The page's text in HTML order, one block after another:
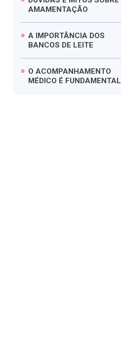
AMAMENTAÇÃO
A IMPORTÂNCIA DOS
BANCOS DE LEITE
O ACOMPANHAMENTO
MÉDICO É FUNDAMENTAL